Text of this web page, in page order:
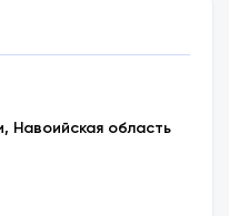
Навоийская область